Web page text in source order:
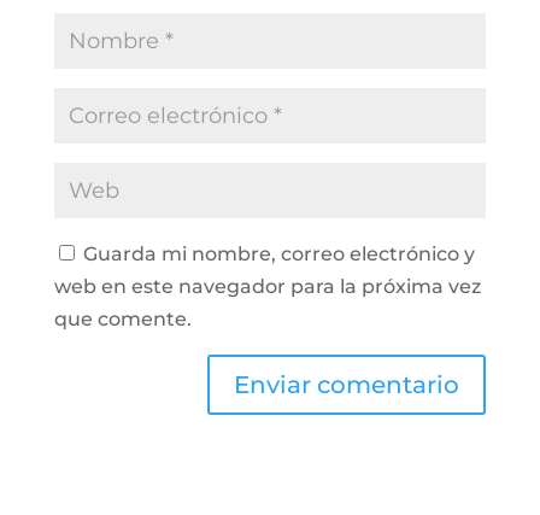
Guarda mi nombre, correo electrónico y
web en este navegador para la próxima vez
que comente.